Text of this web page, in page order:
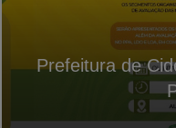
Prefeitura de